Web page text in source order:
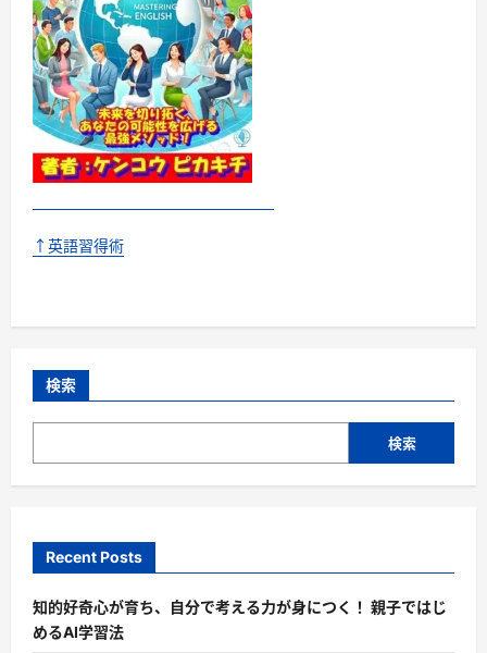
↑英語習得術
検索
検索
Recent Posts
知的好奇心が育ち、自分で考える力が身につく！ 親子ではじ
めるAI学習法